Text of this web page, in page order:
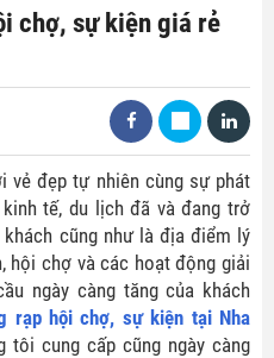
chợ, sự kiện giá rẻ
vẻ đẹp tự nhiên cùng sự phát
tế, du lịch đã và đang trở
cũng như là địa điểm lý
chợ và các hoạt động giải
ngày càng tăng của khách
rạp hội chợ, sự kiện tại Nha
tôi cung cấp cũng ngày càng